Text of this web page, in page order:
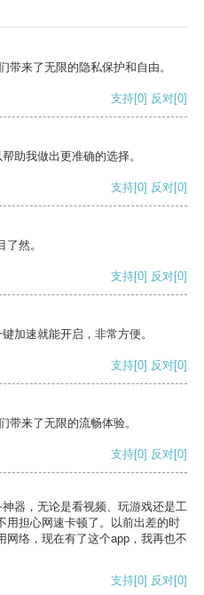
带来了无限的隐私保护和自由。
支持[0] 反对[0]
助我做出更准确的选择。
支持[0] 反对[0]
然。
支持[0] 反对[0]
加速就能开启，非常方便。
支持[0] 反对[0]
带来了无限的流畅体验。
支持[0] 反对[0]
器，无论是看视频、玩游戏还是工
用担心网速卡顿了。以前出差的时
网络，现在有了这个app，我再也不
支持[0] 反对[0]